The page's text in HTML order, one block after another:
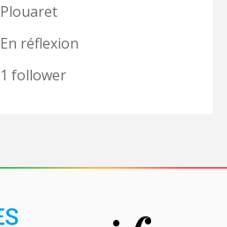
Plouaret
En réflexion
1 follower